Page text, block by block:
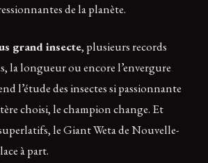
de la planète.
grand insecte, plusieurs records
la longueur ou encore l’envergure
l’étude des insectes si passionnante
choisi, le champion change. Et
le Giant Weta de Nouvelle-
à part.